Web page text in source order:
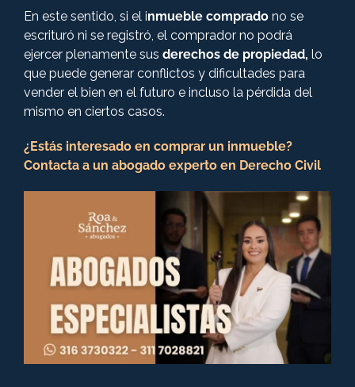
En este sentido, si el inmueble comprado no se
escrituró ni se registró, el comprador no podrá
ejercer plenamente sus derechos de propiedad, lo
que puede generar conflictos y dificultades para
vender el bien en el futuro e incluso la pérdida del
mismo en ciertos casos.
¿Estás interesado en comprar un inmueble?
Contacta a un abogado experto en Derecho Civil